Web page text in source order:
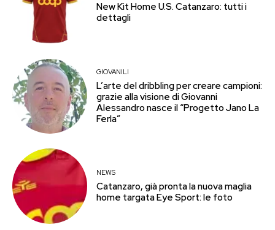
New Kit Home U.S. Catanzaro: tutti i
dettagli
GIOVANILI
L’arte del dribbling per creare campioni:
grazie alla visione di Giovanni
Alessandro nasce il “Progetto Jano La
Ferla”
NEWS
Catanzaro, già pronta la nuova maglia
home targata Eye Sport: le foto